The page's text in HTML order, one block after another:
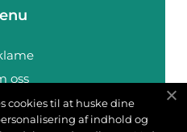
oss
Oss
cookies til at huske dine
af indhold og